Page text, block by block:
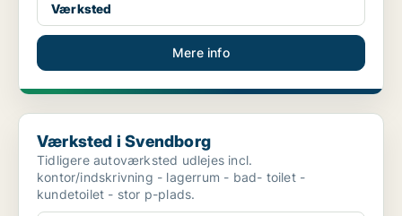
Værksted
Mere info
Værksted i Svendborg
Værksted i Svendborg
Tidligere autoværksted udlejes incl.
kontor/indskrivning - lagerrum - bad- toilet -
kundetoilet - stor p-plads.